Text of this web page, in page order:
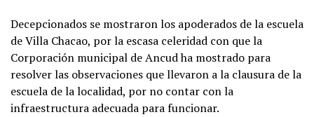
Decepcionados se mostraron los apoderados de la escuela
de Villa Chacao, por la escasa celeridad con que la
Corporación municipal de Ancud ha mostrado para
resolver las observaciones que llevaron a la clausura de la
escuela de la localidad, por no contar con la
infraestructura adecuada para funcionar.